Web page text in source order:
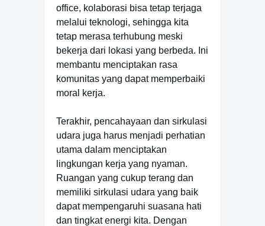
office, kolaborasi bisa tetap terjaga
melalui teknologi, sehingga kita
tetap merasa terhubung meski
bekerja dari lokasi yang berbeda. Ini
membantu menciptakan rasa
komunitas yang dapat memperbaiki
moral kerja.
Terakhir, pencahayaan dan sirkulasi
udara juga harus menjadi perhatian
utama dalam menciptakan
lingkungan kerja yang nyaman.
Ruangan yang cukup terang dan
memiliki sirkulasi udara yang baik
dapat mempengaruhi suasana hati
dan tingkat energi kita. Dengan